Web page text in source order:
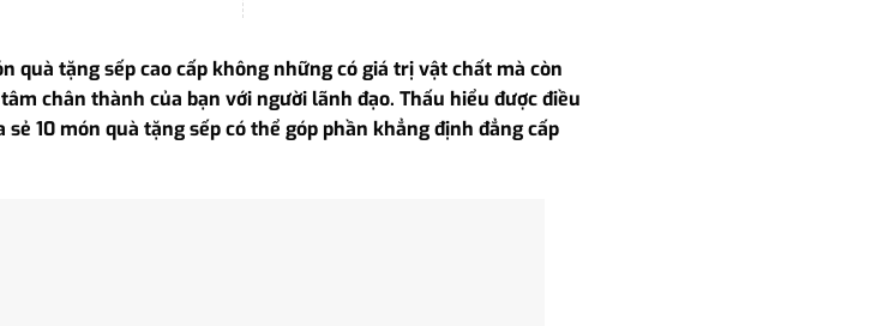
tặng sếp cao cấp không những có giá trị vật chất mà còn
chân thành của bạn với người lãnh đạo. Thấu hiểu được điều
10 món quà tặng sếp có thể góp phần khẳng định đẳng cấp